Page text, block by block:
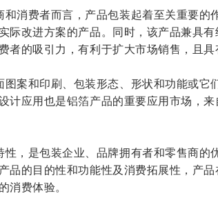
和消费者而言，产品包装起着至关重要的
际改进方案的产品。同时，该产品兼具有
者的吸引力，有利于扩大市场销售，且具
案和印刷、包装形态、形状和功能或它
计应用也是铝箔产品的重要应用市场，
，是包装企业、品牌拥有者和零售商的
品的目的性和功能性及消费拓展性，产
消费体验。